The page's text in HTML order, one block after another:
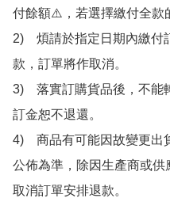
付餘額⚠️，若選擇繳付全款
2)　煩請於指定日期內繳付
款，訂單將作取消。
3)　落實訂購貨品後，不能
訂金恕不退還。
4)　商品有可能因故變更出
公佈為準，除因生產商或
取消訂單安排退款。